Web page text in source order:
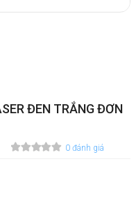
ĐEN TRẮNG ĐƠN
0 đánh giá